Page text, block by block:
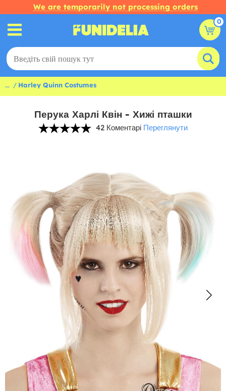
We are temporarily not processing orders
0
... Harley Quinn Costumes
Перука Харлі Квін - Хижі пташки
42 Коментарі Переглянути